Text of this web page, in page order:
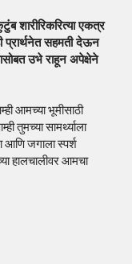
एकत्र
सहमती देऊन
उभे राहून अपेक्षेने
आमच्या भूमीसाठी
तुमच्या सामर्थ्याला
आणि जगाला स्पर्श
हालचालीवर आमचा